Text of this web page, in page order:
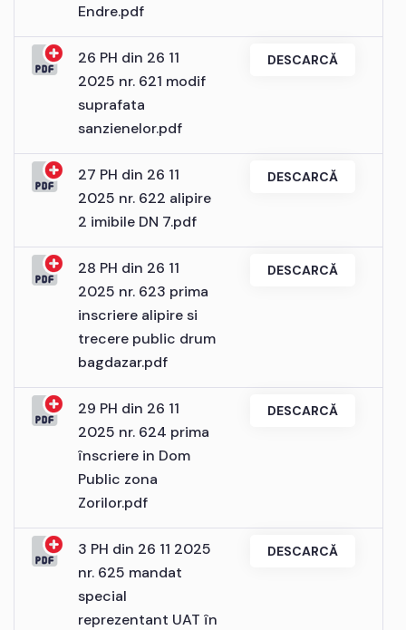
Endre.pdf
26 PH din 26 11
2025 nr. 621 modif
suprafata
sanzienelor.pdf
DESCARCĂ
27 PH din 26 11
2025 nr. 622 alipire
2 imibile DN 7.pdf
DESCARCĂ
28 PH din 26 11
2025 nr. 623 prima
inscriere alipire si
trecere public drum
bagdazar.pdf
DESCARCĂ
29 PH din 26 11
2025 nr. 624 prima
înscriere in Dom
Public zona
Zorilor.pdf
DESCARCĂ
3 PH din 26 11 2025
nr. 625 mandat
special
reprezentant UAT în
DESCARCĂ